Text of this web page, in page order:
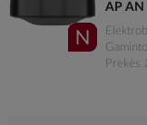
AP AN
Prekės